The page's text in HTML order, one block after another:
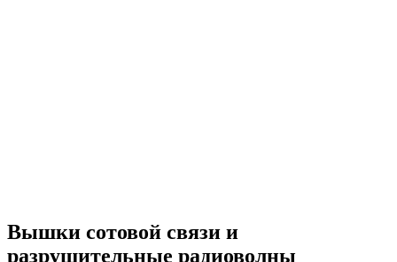
Вышки сотовой связи и
разрушительные радиоволны